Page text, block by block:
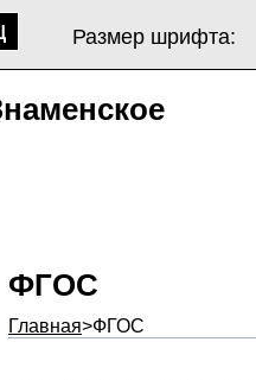
Размер шрифта:
ФГОС
Главная>ФГОС